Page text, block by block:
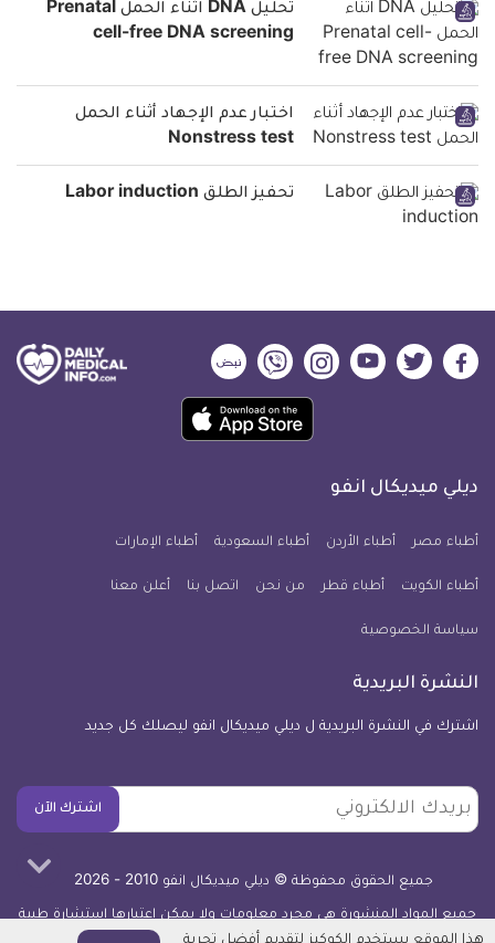
تحليل DNA اثناء الحمل Prenatal
cell-free DNA screening
اختبار عدم الإجهاد أثناء الحمل
Nonstress test
تحفيز الطلق Labor induction
ديلي
فيسبوك
ديلي
تويتر
ديلي
ميديكال
يوتيوب
ديلي
ميديكال
انفو
ديلي
ميديكال
انفو
ديلي
ميديكال
انفو
حمل
تطبيق
معلومة
للآيفون
ديلي ميديكال انفو
أطباء مصر أطباء الأردن أطباء السعودية أطباء الإمارات
أطباء الكويت أطباء قطر من نحن اتصل بنا أعلن معنا
سياسة الخصوصية
النشرة البريدية
اشترك في النشرة البريدية ل ديلي ميديكال انفو ليصلك كل جديد
بريدك
الالكتروني
اشترك الآن
جميع الحقوق محفوظة © ديلي ميديكال انفو 2010 - 2026
جميع المواد المنشورة هي مجرد معلومات ولا يمكن اعتبارها استشارة طبية
أو توصية علاجية - اعرف المزيد